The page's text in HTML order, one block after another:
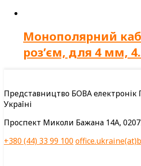
Монополярний
роз’єм, для 4 мм,
Представництво БОВА електронік
Україні
Проспект Миколи Бажана 14А,
+380 (44) 33 99 100